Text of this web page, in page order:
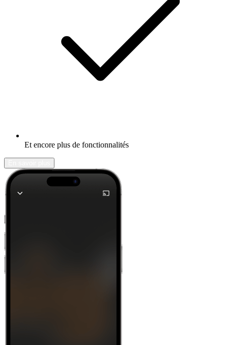
Et encore plus de fonctionnalités